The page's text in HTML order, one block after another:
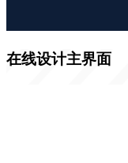
在线设计主界面